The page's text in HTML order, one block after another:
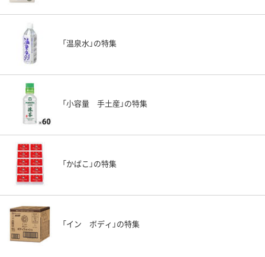
「温泉水」の特集
「小容量 手土産」の特集
「かばこ」の特集
「イン ボディ」の特集